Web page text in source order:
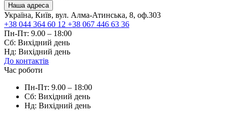
Наша адреса
Україна, Київ, вул. Алма-Атинська, 8, оф.303
+38 044 364 60 12 +38 067 446 63 36
Пн-Пт: 9.00 – 18:00
Сб: Вихідний день
Нд: Вихідний день
До контактів
Час роботи
Пн-Пт: 9.00 – 18:00
Сб: Вихідний день
Нд: Вихідний день